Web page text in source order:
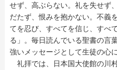
せず、高ぶらない。礼を失せず
だたず、恨みを抱かない。不義
てを忍び、すべてを信じ、すべ
る」。毎日読んでいる聖書の言
強いメッセージとして生徒の心
礼拝では、日本国大使館の川